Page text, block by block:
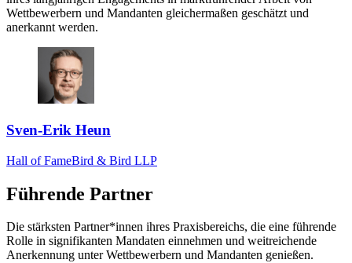
Wettbewerbern und Mandanten gleichermaßen geschätzt und
anerkannt werden.
Sven-Erik Heun
Hall of FameBird & Bird LLP
Führende Partner
Die stärksten Partner*innen ihres Praxisbereichs, die eine führende
Rolle in signifikanten Mandaten einnehmen und weitreichende
Anerkennung unter Wettbewerbern und Mandanten genießen.